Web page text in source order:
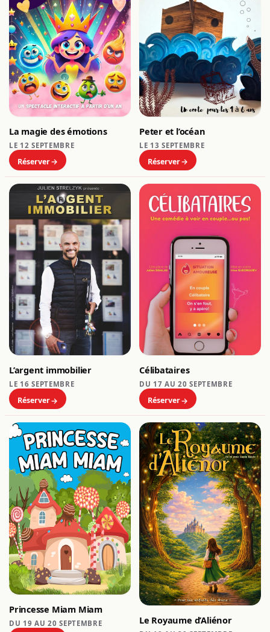
La magie des émotions
LE 12 SEPTEMBRE
Réserver
Peter et l’océan
LE 13 SEPTEMBRE
Réserver
L’argent immobilier
LE 16 SEPTEMBRE
Réserver
Célibataires
DU 17 AU 20 SEPTEMBRE
Réserver
Princesse Miam Miam
DU 19 AU 20 SEPTEMBRE Le Royaume d’Aliénor